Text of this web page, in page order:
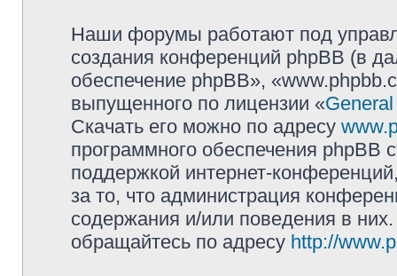
Наши форумы работают под
создания конференций phpBB (в
обеспечение phpBB»,
выпущенного по лицензии «
Скачать его можно по адресу
программного обеспечения phpBB
поддержкой интернет-
за то, что администрация
содержания и/или поведения в
обращайтесь по адресу http://